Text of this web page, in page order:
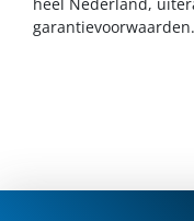
garantievoorwaarden.